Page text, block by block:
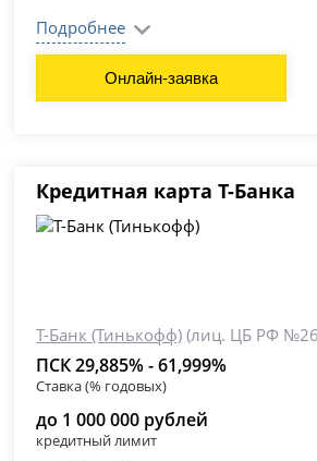
Подробнее
Онлайн-заявка
Кредитная карта Т-Банка
Т-Банк (Тинькофф) (лиц. ЦБ РФ
ПСК 29,885% - 61,999%
Ставка (% годовых)
до 1 000 000 рублей
кредитный лимит